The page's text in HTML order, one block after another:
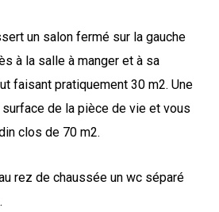
un salon fermé sur la gauche
à la salle à manger et à sa
faisant pratiquement 30 m2. Une
de la pièce de vie et vous
clos de 70 m2.
rez de chaussée un wc séparé